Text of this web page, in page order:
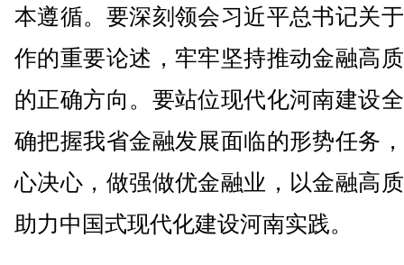
本遵循。要深刻领会习近平总书记关
作的重要论述，牢牢坚持推动金融高
的正确方向。要站位现代化河南建设
确把握我省金融发展面临的形势任务
心决心，做强做优金融业，以金融高
助力中国式现代化建设河南实践。